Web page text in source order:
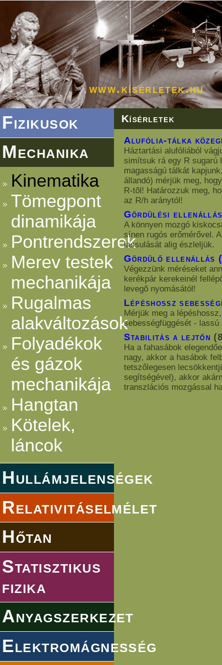
www.kísérletek.hu
Fizikusok
Mechanika
Kinematika
Tömegpont
dinamikája
Pontrendszerek
Merev testek
mechanikája
Rugalmas
alakváltozások
Folyadékok
és gázok
mechanikája
Hangtan
Kötelek,
láncok
Hullámjelenségek
Relativitáselmélet
Hőtan
Statisztikus
fizika
Anyagszerkezet
Elektromágnesség
Kísérletek
Alufólia-tálka
Háztartási alufóliából
simítsuk rá egy R sugarú
magasságú tálkát
állandó) mérjük meg,
R-tõl! Határozzuk meg,
az R/h aránytól!
Gördülési
A könnyen mozgó
sínen rugós erőmérővel.
lassulását alig észleljük.
Gördülő ellenállás
Végezzünk méréseket
kerékpár kerekeinél
levegõ nyomásától!
Lépéshossz
Mérjük meg a
sebességfüggését -
Stabilitás a lejtőn
Ha a fahasábok
nagy, akkor a hasábok
tetszőlegesen
segítségével), akkor
transzlációs mozgással